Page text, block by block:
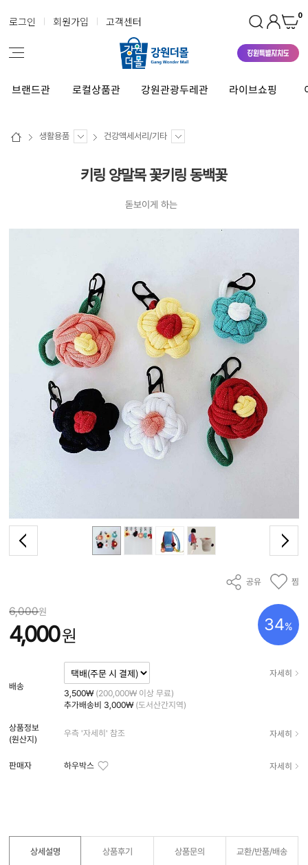
로그인 회원가입 고객센터 0
브랜드관 로컬상품관 강원관광두레관 라이브쇼핑
생활용품 건강액세서리/기타
키링 양말목 꽃키링 동백꽃
돋보이게 하는
공유 찜
34%
6,000원
4,000원
배송
자세히
3,500₩ (200,000₩ 이상 무료)
추가배송비 3,000₩ (도서산간지역)
상품정보
(원산지)
우측 '자세히' 참조 자세히
판매자 하우박스 자세히
상세설명 상품후기 상품문의 교환/반품/배송